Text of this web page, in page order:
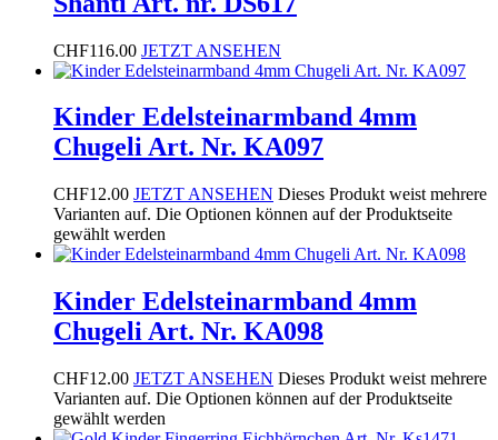
CHF116.00 JETZT ANSEHEN
Kinder Edelsteinarmband 4mm
Chugeli Art. Nr. KA097
CHF12.00 JETZT ANSEHEN Dieses Produkt weist mehrere
Varianten auf. Die Optionen können auf der Produktseite
gewählt werden
Kinder Edelsteinarmband 4mm
Chugeli Art. Nr. KA098
CHF12.00 JETZT ANSEHEN Dieses Produkt weist mehrere
Varianten auf. Die Optionen können auf der Produktseite
gewählt werden